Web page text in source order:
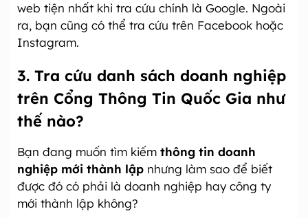
web tiện nhất khi tra cứu chính là Google. Ngoài
ra, bạn cũng có thể tra cứu trên Facebook hoặc
Instagram.
3. Tra cứu danh sách doanh nghiệp
trên Cổng Thông Tin Quốc Gia như
thế nào?
Bạn đang muốn tìm kiếm thông tin doanh
nghiệp mới thành lập nhưng làm sao để biết
được đó có phải là doanh nghiệp hay công ty
mới thành lập không?